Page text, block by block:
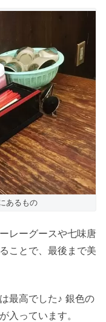
あるもの
レーグースや七味唐
ことで、最後まで美
最高でした♪ 銀色の
入っています。